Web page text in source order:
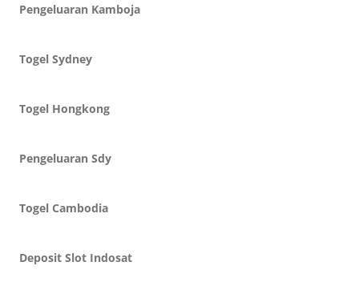
Pengeluaran Kamboja
Togel Sydney
Togel Hongkong
Pengeluaran Sdy
Togel Cambodia
Deposit Slot Indosat